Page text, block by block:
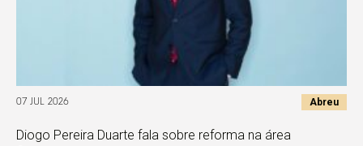
07 JUL 2026 Abreu
Diogo Pereira Duarte fala sobre reforma na área